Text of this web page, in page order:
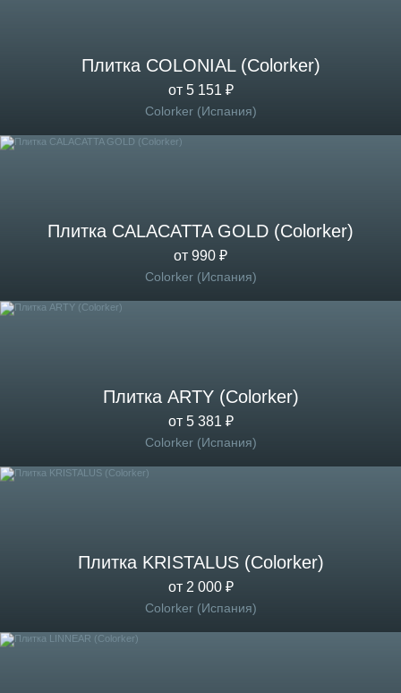
Плитка COLONIAL (Colorker)
от 5 151 ₽
Colorker (Испания)
Плитка CALACATTA GOLD (Colorker)
от 990 ₽
Colorker (Испания)
Плитка ARTY (Colorker)
от 5 381 ₽
Colorker (Испания)
Плитка KRISTALUS (Colorker)
от 2 000 ₽
Colorker (Испания)